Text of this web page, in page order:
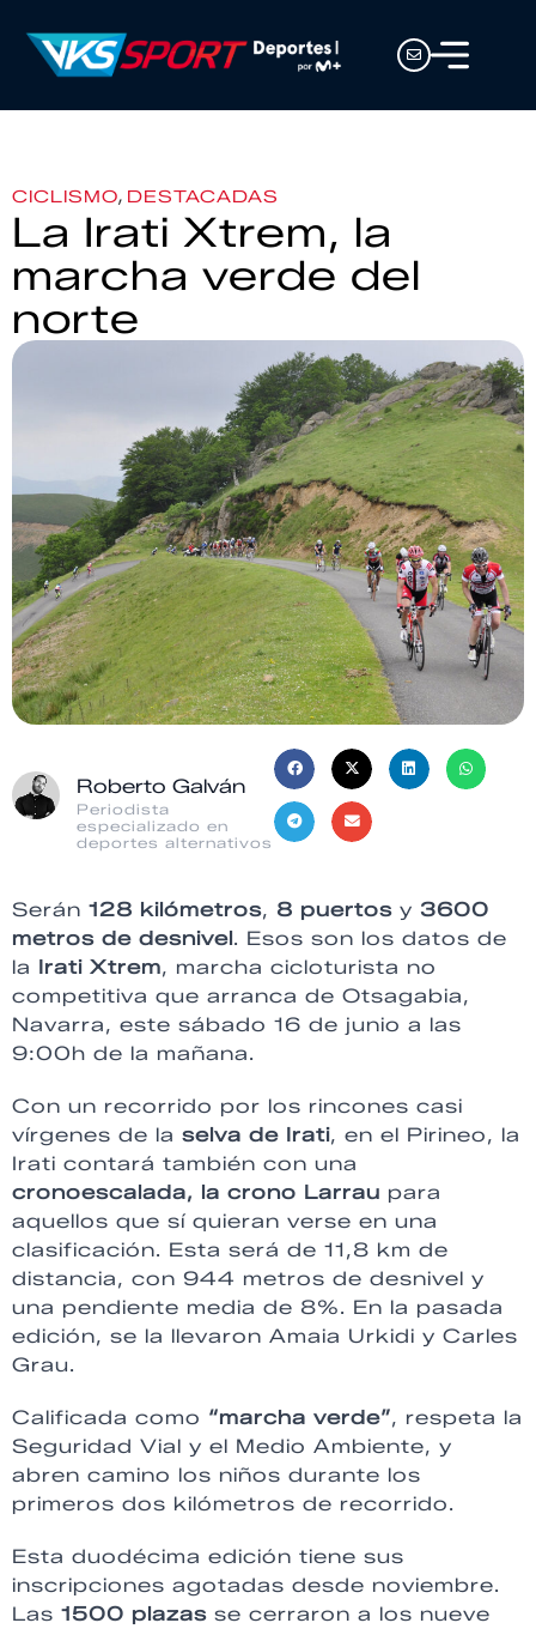
CICLISMO, DESTACADAS
La Irati Xtrem, la
marcha verde del
norte
Roberto Galván
Periodista
especializado en
deportes alternativos
Serán 128 kilómetros, 8 puertos y 3600
metros de desnivel. Esos son los datos de
la Irati Xtrem, marcha cicloturista no
competitiva que arranca de Otsagabia,
Navarra, este sábado 16 de junio a las
9:00h de la mañana.
Con un recorrido por los rincones casi
vírgenes de la selva de Irati, en el Pirineo, la
Irati contará también con una
cronoescalada, la crono Larrau para
aquellos que sí quieran verse en una
clasificación. Esta será de 11,8 km de
distancia, con 944 metros de desnivel y
una pendiente media de 8%. En la pasada
edición, se la llevaron Amaia Urkidi y Carles
Grau.
Calificada como “marcha verde”, respeta la
Seguridad Vial y el Medio Ambiente, y
abren camino los niños durante los
primeros dos kilómetros de recorrido.
Esta duodécima edición tiene sus
inscripciones agotadas desde noviembre.
Las 1500 plazas se cerraron a los nueve